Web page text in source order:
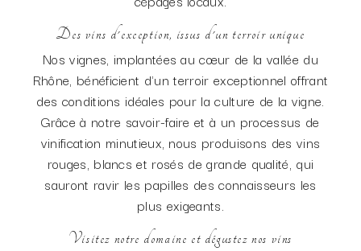
Des vins d'exception, issus d'un terroir unique
Nos vignes, implantées au cœur de la vallée du
Rhône, bénéficient d'un terroir exceptionnel offrant
des conditions idéales pour la culture de la vigne.
Grâce à notre savoir-faire et à un processus de
vinification minutieux, nous produisons des vins
rouges, blancs et rosés de grande qualité, qui
sauront ravir les papilles des connaisseurs les
plus exigeants.
Visitez notre domaine et dégustez nos vins